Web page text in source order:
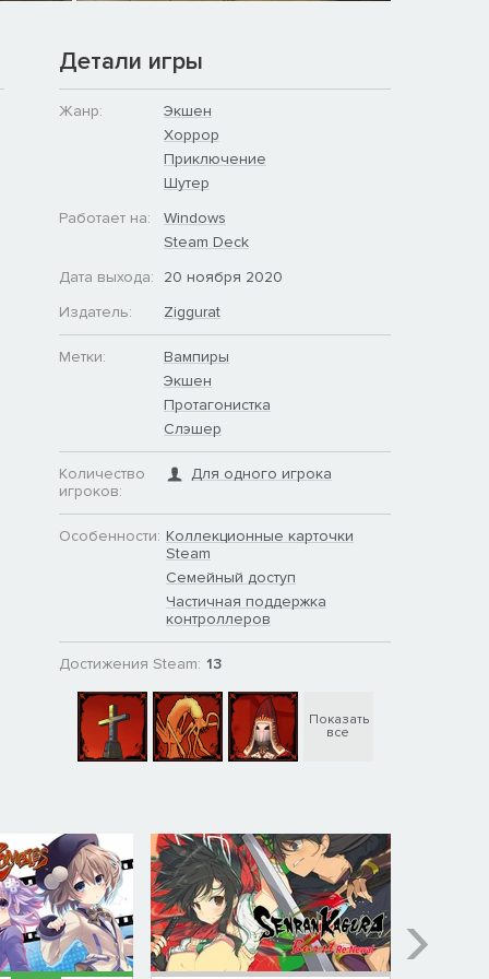
Детали игры
Жанр:
Экшен
Хоррор
Приключение
Шутер
Работает на:
Windows
Steam Deck
Дата выхода:
20 ноября 2020
Издатель:
Ziggurat
Метки:
Вампиры
Экшен
Протагонистка
Слэшер
Количество
игроков:
Для одного игрока
Особенности: Коллекционные карточки
Steam
Семейный доступ
Частичная поддержка
контроллеров
Достижения Steam: 13
Показать
все